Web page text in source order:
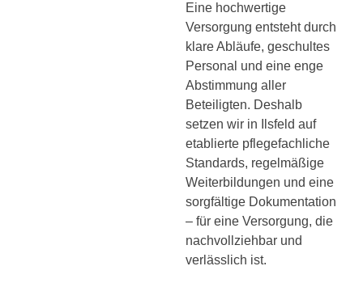
Eine hochwertige
Versorgung entsteht durch
klare Abläufe, geschultes
Personal und eine enge
Abstimmung aller
Beteiligten. Deshalb
setzen wir in Ilsfeld auf
etablierte pflegefachliche
Standards, regelmäßige
Weiterbildungen und eine
sorgfältige Dokumentation
– für eine Versorgung, die
nachvollziehbar und
verlässlich ist.